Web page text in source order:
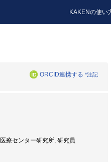
KAKENの使い
ORCID連携する *注記
療センター研究所, 研究員